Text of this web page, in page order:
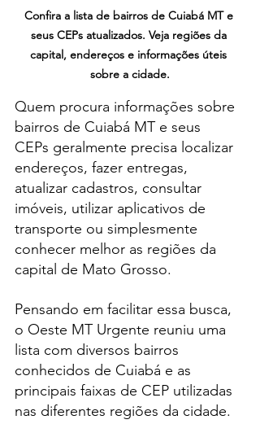
Confira a lista de bairros de Cuiabá MT e
seus CEPs atualizados. Veja regiões da
capital, endereços e informações úteis
sobre a cidade.
Quem procura informações sobre
bairros de Cuiabá MT e seus
CEPs geralmente precisa localizar
endereços, fazer entregas,
atualizar cadastros, consultar
imóveis, utilizar aplicativos de
transporte ou simplesmente
conhecer melhor as regiões da
capital de Mato Grosso.
Pensando em facilitar essa busca,
o Oeste MT Urgente reuniu uma
lista com diversos bairros
conhecidos de Cuiabá e as
principais faixas de CEP utilizadas
nas diferentes regiões da cidade.